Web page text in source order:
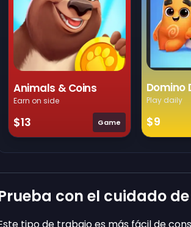
Animals & Coins
Earn on side
$13 Game
Domino
Play daily
$9
con el cuidado
tipo de trabajo es más fácil de